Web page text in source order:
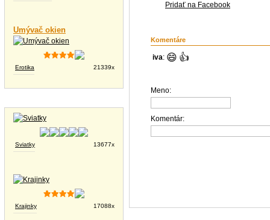
Umývač okien
Erotika 21339x
Sviatky 13677x
Krajinky 17088x
Pridať na Facebook
Komentáre
iva: 😄 👍
Meno:
Komentár: